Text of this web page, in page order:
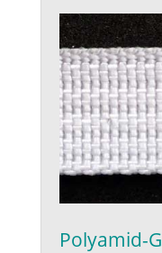
Polyamid-